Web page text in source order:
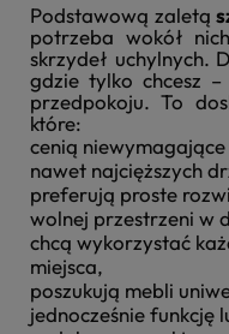
Podstawową zaletą
potrzeba wokół
skrzydeł uchylnych.
gdzie tylko chcesz
przedpokoju. To
które:
cenią
nawet najcięższych
preferują proste
wolnej przestrzeni w
chcą wykorzystać
miejsca,
poszukują mebli
jednocześnie funkcję